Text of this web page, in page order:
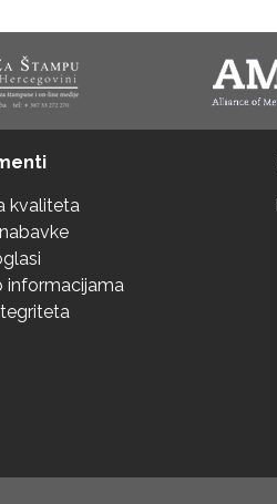
kvaliteta
informacijama